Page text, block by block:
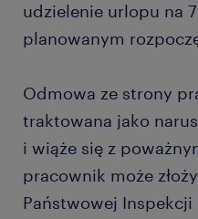
udzielenie urlopu na
planowanym
Odmowa ze strony
traktowana jako
i wiąże się z
pracownik może
Państwowej Inspekcji